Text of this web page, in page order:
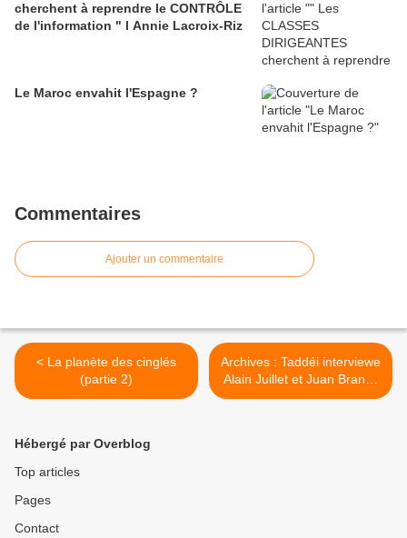
cherchent à reprendre le CONTRÔLE
de l'information " l Annie Lacroix-Riz
Le Maroc envahit l'Espagne ?
Commentaires
Ajouter un commentaire
< La planète des cinglés
(partie 2)
Archives : Taddéi interviewe
Alain Juillet et Juan Branco
sur le secret défense >
Hébergé par Overblog
Top articles
Pages
Contact